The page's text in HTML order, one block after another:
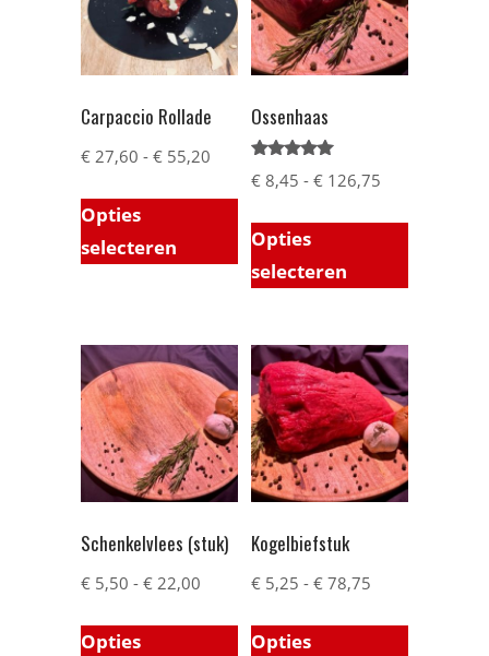
Carpaccio Rollade
€ 27,60 - € 55,20
Opties
selecteren
Ossenhaas
5.00
€ 8,45 - € 126,75
Opties
selecteren
Schenkelvlees (stuk)
€ 5,50 - € 22,00
Opties
Kogelbiefstuk
€ 5,25 - € 78,75
Opties